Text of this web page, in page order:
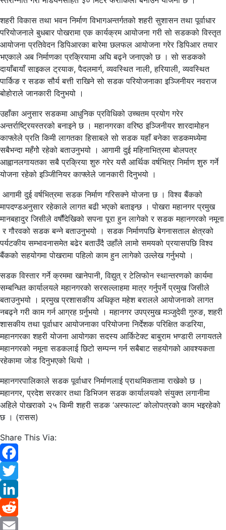
शहरी विकास तथा भवन निर्माण विभागअन्तर्गतको शहरी सुशासन तथा पूर्वाधार
परियोजनाले बुधबार पोखरामा एक कार्यक्रम आयोजना गरी सो सडकको विस्तृत
आयोजना प्रतिवेदन डिपिआरका बारेमा छलफल आयोजना गरेर डिपिआर तयार
भएकाले अब निर्माणका प्रक्रियामा अघि बढ्ने जनाएको छ । सो सडकको
दायाँबायाँ साइकल ट्रयाक, पैदलमार्ग, व्यवस्थित नाली, हरियाली, व्यवस्थित
पार्किङ र सडक सौर्य बत्ती राखिने सो सडक परियोजनाका इञ्जिनीयर नवराज
बोहोराले जानकारी दिनुभयो ।
उहाँका अनुसार सडकमा आधुनिक प्रविधिको उच्चतम प्रयोग गरेर
अन्तर्राष्ट्रियस्तरको बनाइने छ । महानगरका वरिष्ठ इञ्जिनीयर शारदामोहन
काफ्लेले प्रति किमी लागतका हिसाबले सो सडक यहाँ बनेका सडकमध्येमा
सबैभन्दा महँगोे रहेको बताउनुभयो । आगामी दुई महिनाभित्रमा बोलपत्र
आह्वानलगायतका सबै प्रक्रिया शुरु गरेर यसै आर्थिक वर्षभित्र निर्माण शुरु गर्ने
योजना रहेको इञ्जिीनियर काफ्लेले जानकारी दिनुभयो ।
आगामी दुई वर्षभित्रमा सडक निर्माण गरिसक्ने योजना छ । विश्व बैंकको
मापदण्डअनुसार रहेकाले लागत बढी भएको बताइन्छ । पोखरा महानगर प्रमुख
मानबहादुर जिसीले वर्षौंदेखिको सपना पूरा हुन लागेको र सडक महानगरको नमूना
र गौरवको सडक बन्ने बताउनुभयो । सडक निर्माणपछि बेगनासताल क्षेत्रको
पर्यटकीय सम्भावनासमेत बढेर बताउँदै उहाँले लामो समयको प्रयासपछि विश्व
बैंकको सहयोगमा पोखरामा पहिलो काम हुन लागेको उल्लेख गर्नुभयो ।
सडक विस्तार गर्ने क्रममा खानेपानी, विद्युत् र टेलिफोन स्थान्तरणको कार्यमा
सम्बन्धित कार्यालयले महानगरको सरसल्लाहमा मात्र गर्नुपर्ने प्रमुख जिसीले
बताउनुभयो । प्र्रमुख प्रशासकीय अधिकृत महेश बरालले आयोजनाको लागत
नबढ्ने गरी काम गर्न आग्रह गर्र्नुभयो । महानगर उपप्रमुख मञ्जुदेवी गुरुङ, शहरी
शासकीय तथा पूर्वाधार आयोजनाका परियोजना निर्देशक परिक्षित कडरिया,
महानगरका शहरी योजना आयोगका सदस्य आर्किटेक्ट बाबुराम भण्डारी लगायतले
महानगरको नमूना सडकलाई छिटो सम्पन्न गर्न सबैबाट सहयोगको आवश्यकता
रहेकामा जोड दिनुभएको थियो ।
महानगरपालिकाले सडक पूर्वाधार निर्माणलाई प्राथमिकतामा राखेको छ ।
महानगर, प्रदेश सरकार तथा डिभिजन सडक कार्यालयको संयुक्त लगानीमा
अहिले पोखराको २५ किमी शहरी सडक ‘अस्फाल्ट’ कोलोपत्रको काम भइरहेको
छ । (रासस)
Share This Via:
Facebook
Twitter
LinkedIn
Reddit